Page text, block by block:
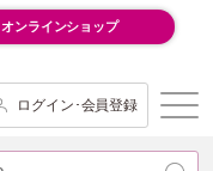
オンラインショップ
ログイン･会員登録